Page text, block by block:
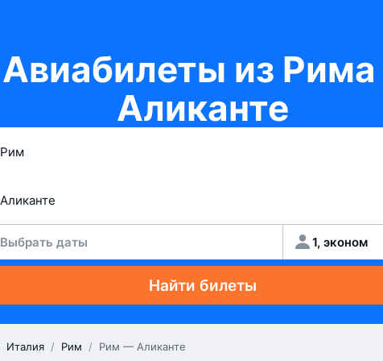
Авиабилеты из Рима
Аликанте
Выбрать даты 1, эконом
Найти билеты
Италия / Рим / Рим — Аликанте